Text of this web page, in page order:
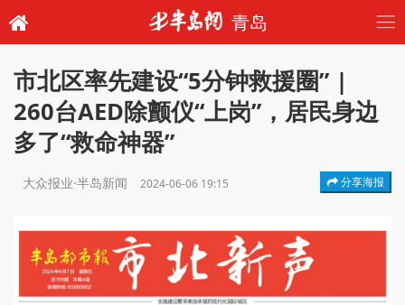
青岛
市北区率先建设“5分钟救援圈” |
260台AED除颤仪“上岗”，居民身边
多了“救命神器”
大众报业·半岛新闻 2024-06-06 19:15 分享海报